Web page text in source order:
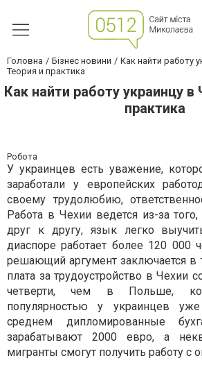
Головна Бізнес новини
Как найти работу
Теория и практика
Как найти работу украинцу в
практика
Робота
У украинцев есть уважение,
заработали у европейских
своему трудолюбию,
Работа в Чехии ведется из-за
друг к другу, язык легко
диаспоре работает более 120 000
решающий аргумент заключается в
плата за трудоустройство в Чехии
четверти, чем в Польше,
популярностью у украинцев
среднем дипломированные
зарабатывают 2000 евро, а
мигранты смогут получить работу с